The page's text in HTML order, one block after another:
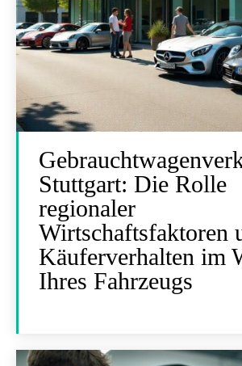
Stuttgart: Die Rolle
regionaler
Wirtschaftsfaktoren
Käuferverhalten im
Ihres Fahrzeugs